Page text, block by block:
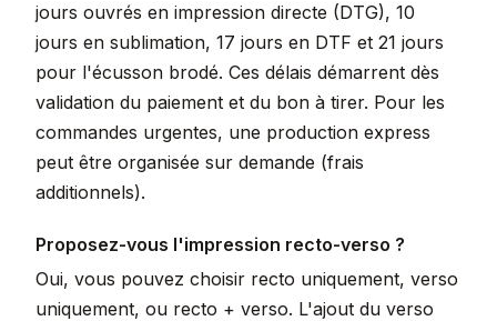
jours ouvrés en impression directe (DTG), 10
jours en sublimation, 17 jours en DTF et 21 jours
pour l'écusson brodé. Ces délais démarrent dès
validation du paiement et du bon à tirer. Pour les
commandes urgentes, une production express
peut être organisée sur demande (frais
additionnels).
Proposez-vous l'impression recto-verso ?
Oui, vous pouvez choisir recto uniquement, verso
uniquement, ou recto + verso. L'ajout du verso